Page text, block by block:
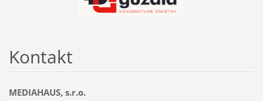
Kontakt
MEDIAHAUS, s.r.o.